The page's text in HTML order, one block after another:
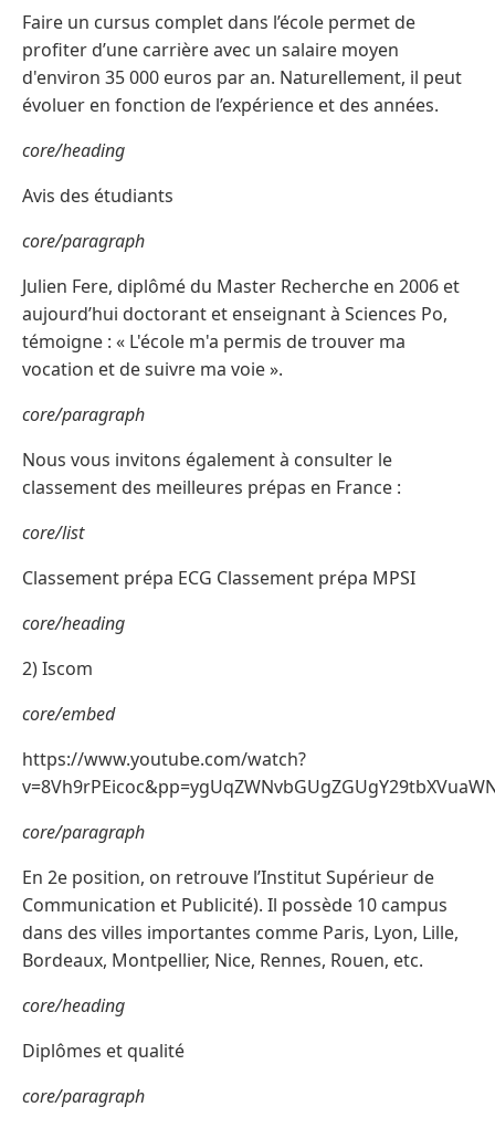
Faire un cursus complet dans l’école permet de
profiter d’une carrière avec un salaire moyen
d'environ 35 000 euros par an. Naturellement, il peut
évoluer en fonction de l’expérience et des années.
core/heading
Avis des étudiants
core/paragraph
Julien Fere, diplômé du Master Recherche en 2006 et
aujourd’hui doctorant et enseignant à Sciences Po,
témoigne : « L'école m'a permis de trouver ma
vocation et de suivre ma voie ».
core/paragraph
Nous vous invitons également à consulter le
classement des meilleures prépas en France :
core/list
Classement prépa ECG Classement prépa MPSI
core/heading
2) Iscom
core/embed
https://www.youtube.com/watch?
core/paragraph
En 2e position, on retrouve l’Institut Supérieur de
Communication et Publicité). Il possède 10 campus
dans des villes importantes comme Paris, Lyon, Lille,
Bordeaux, Montpellier, Nice, Rennes, Rouen, etc.
core/heading
Diplômes et qualité
core/paragraph